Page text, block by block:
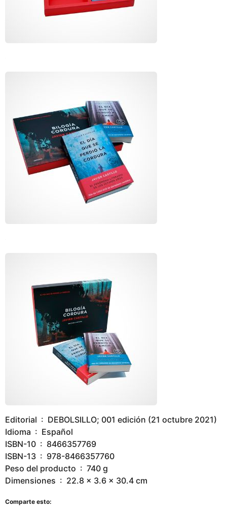
Editorial ‏ : ‎ DEBOLSILLO; 001 edición (21 octubre 2021)
Idioma ‏ : ‎ Español
ISBN-10 ‏ : ‎ 8466357769
ISBN-13 ‏ : ‎ 978-8466357760
Peso del producto ‏ : ‎ 740 g
Dimensiones ‏ : ‎ 22.8 x 3.6 x 30.4 cm
Comparte esto: